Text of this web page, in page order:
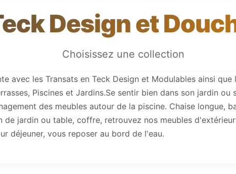
Design et
Choisissez une collection
avec les Transats en Teck Design et Modulables ainsi que
Piscines et Jardins.Se sentir bien dans son jardin ou
des meubles autour de la piscine. Chaise longue,
de jardin ou table, coffre, retrouvez nos meubles
déjeuner, vous reposer au bord de l'eau.